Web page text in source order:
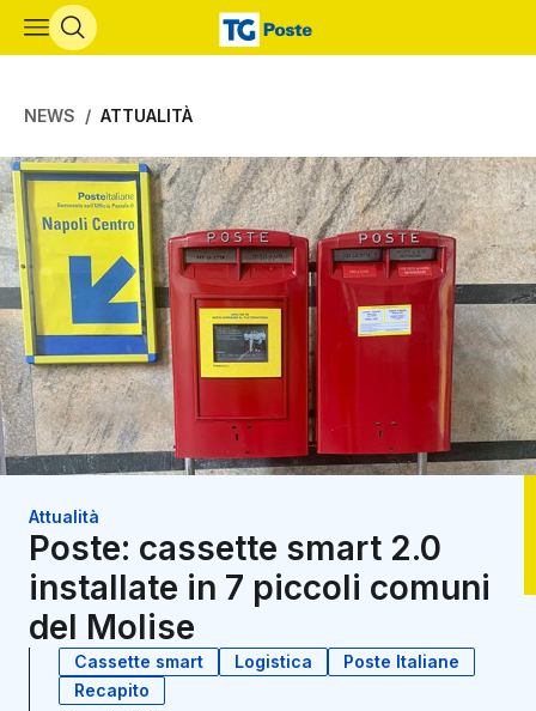
Vai al contenuto principale
NEWS ATTUALITÀ
Attualità
Poste: cassette smart 2.0
installate in 7 piccoli comuni
del Molise
Cassette smart Logistica
Poste Italiane
Recapito